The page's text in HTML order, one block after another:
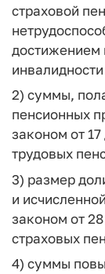
страховой
достижением
2) суммы,
пенсионных
законом от
трудовых
3) размер
и
законом от
страховых
4) суммы